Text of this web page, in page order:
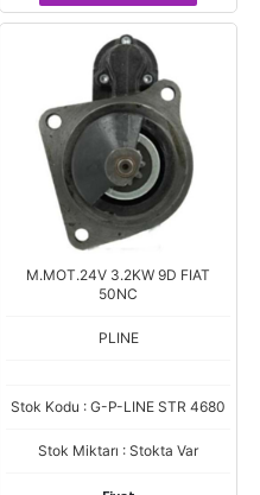
M.MOT.24V 3.2KW 9D FIAT
50NC
PLINE
Stok Kodu : G-P-LINE STR 4680
Stok Miktarı : Stokta Var